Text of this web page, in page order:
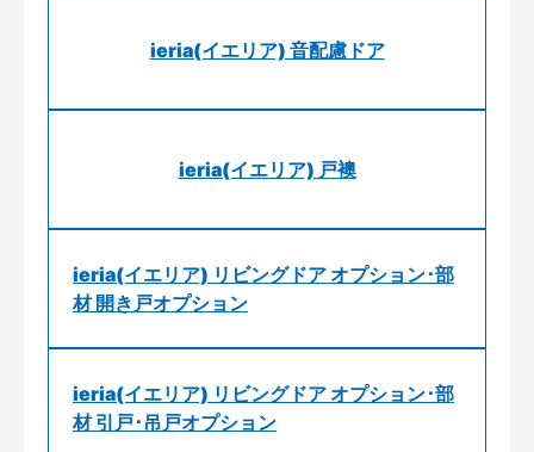
ieria(イエリア) 音配慮ドア
ieria(イエリア) 戸襖
ieria(イエリア) リビングドア オプション･部
材 開き戸オプション
ieria(イエリア) リビングドア オプション･部
材 引戸･吊戸オプション